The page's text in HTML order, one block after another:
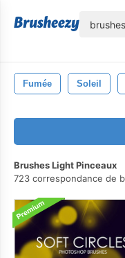
Fumée Soleil
Brushes Light Pinceaux
723 correspondance de